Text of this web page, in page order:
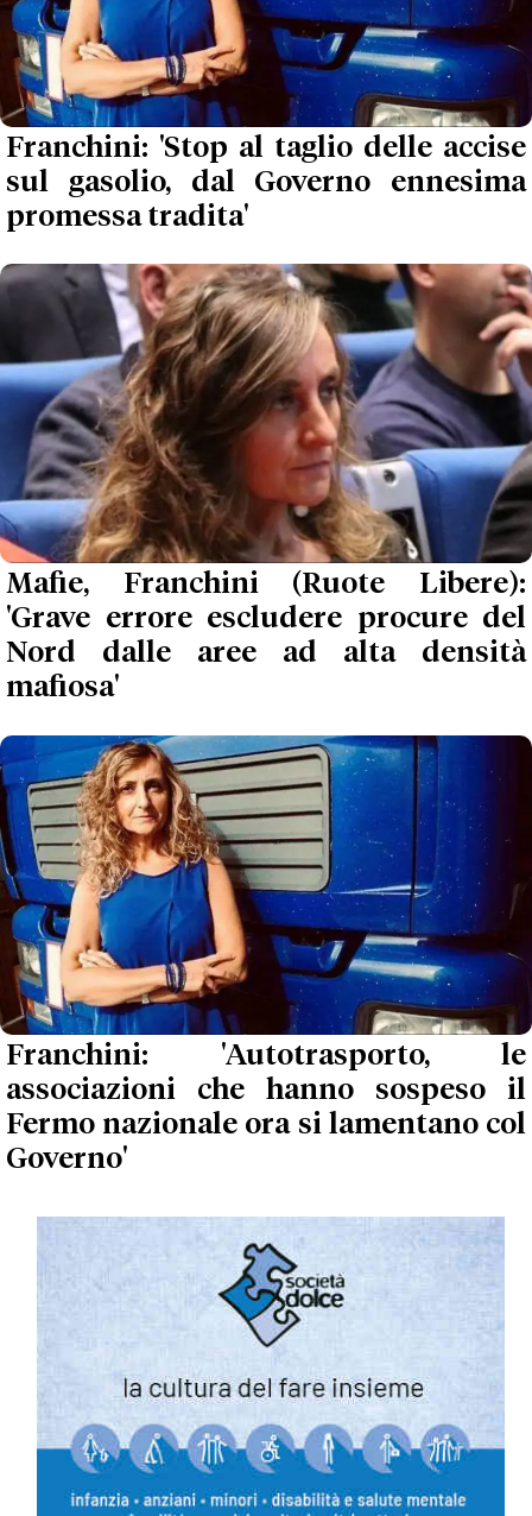
Franchini: 'Stop al taglio delle accise
sul gasolio, dal Governo ennesima
promessa tradita'
Mafie, Franchini (Ruote Libere):
'Grave errore escludere procure del
Nord dalle aree ad alta densità
mafiosa'
Franchini: 'Autotrasporto, le
associazioni che hanno sospeso il
Fermo nazionale ora si lamentano col
Governo'